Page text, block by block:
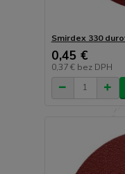
Smirdex 330
0,45 €
0,37 € bez DPH